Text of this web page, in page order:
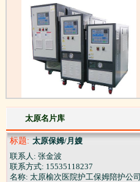
太原名片库
标题: 太原保姆/月嫂
联系人: 张金波
联系方式: 15535118237
名称: 太原榆次医院护工保姆陪护公司